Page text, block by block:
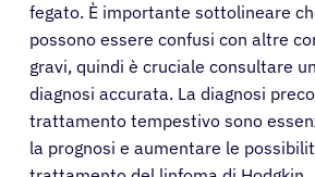
fegato. È importante sottolineare
possono essere confusi con altre
gravi, quindi è cruciale consultare
diagnosi accurata. La diagnosi
trattamento tempestivo sono
la prognosi e aumentare le